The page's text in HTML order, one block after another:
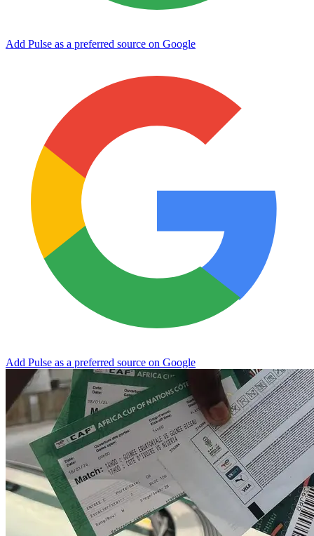
Add Pulse as a preferred source on Google
Add Pulse as a preferred source on Google